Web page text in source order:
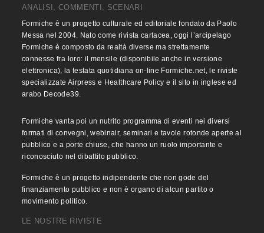
ANALISI, COMMENTI, SCENARI
Formiche è un progetto culturale ed editoriale fondato da Paolo
Messa nel 2004. Nato come rivista cartacea, oggi l’arcipelago
Formiche è composto da realtà diverse ma strettamente
connesse fra loro: il mensile (disponibile anche in versione
elettronica), la testata quotidiana on-line Formiche.net, le riviste
specializzate Airpress e Healthcare Policy e il sito in inglese ed
arabo Decode39.
Formiche vanta poi un nutrito programma di eventi nei diversi
formati di convegni, webinair, seminari e tavole rotonde aperte al
pubblico e a porte chiuse, che hanno un ruolo importante e
riconosciuto nel dibattito pubblico.
Formiche è un progetto indipendente che non gode del
finanziamento pubblico e non è organo di alcun partito o
movimento politico.
LE NOSTRE RIVISTE